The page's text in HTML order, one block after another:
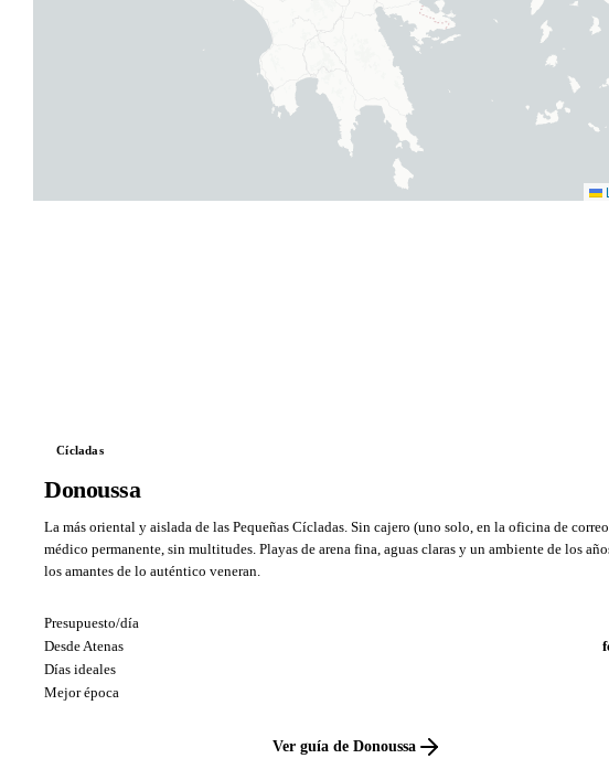
Cícladas
Donoussa
La más oriental y aislada de las Pequeñas Cícladas. Sin cajero (uno solo, en la oficina de
médico permanente, sin multitudes. Playas de arena fina, aguas claras y un ambiente de los
los amantes de lo auténtico veneran.
Presupuesto/día
Desde Atenas
Días ideales
Mejor época
Ver guía de Donoussa